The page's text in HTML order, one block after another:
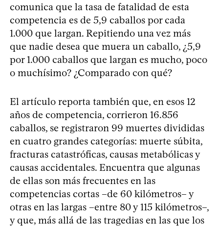
comunica que la tasa de fatalidad de esta
competencia es de 5,9 caballos por cada
1.000 que largan. Repitiendo una vez más
que nadie desea que muera un caballo, ¿5,9
por 1.000 caballos que largan es mucho, poco
o muchísimo? ¿Comparado con qué?
El artículo reporta también que, en esos 12
años de competencia, corrieron 16.856
caballos, se registraron 99 muertes divididas
en cuatro grandes categorías: muerte súbita,
fracturas catastróficas, causas metabólicas y
causas accidentales. Encuentra que algunas
de ellas son más frecuentes en las
competencias cortas –de 60 kilómetros– y
otras en las largas –entre 80 y 115 kilómetros–,
y que, más allá de las tragedias en las que los